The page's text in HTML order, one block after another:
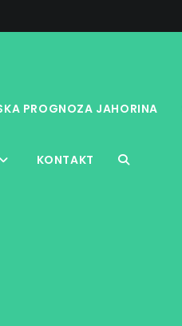
PROGNOZA JAHORINA
KONTAKT TOGGLE